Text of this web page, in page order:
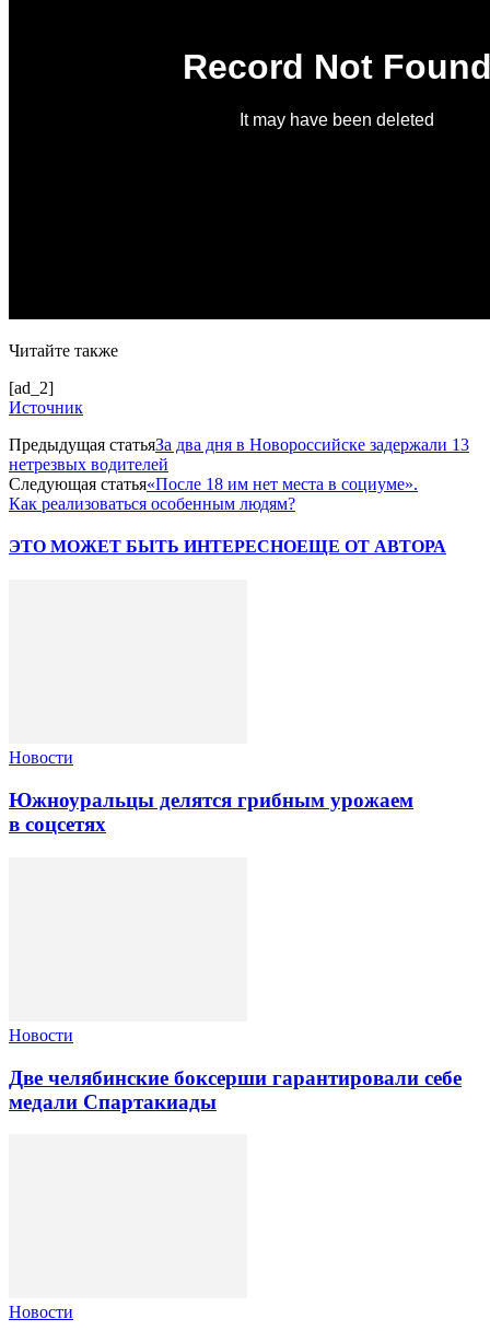
Читайте также
[ad_2]
Источник
Предыдущая статьяЗа два дня в Новороссийске задержали 13
нетрезвых водителей
Следующая статья«После 18 им нет места в социуме».
Как реализоваться особенным людям?
ЭТО МОЖЕТ БЫТЬ ИНТЕРЕСНОЕЩЕ ОТ АВТОРА
Новости
Южноуральцы делятся грибным урожаем
в соцсетях
Новости
Две челябинские боксерши гарантировали себе
медали Спартакиады
Новости